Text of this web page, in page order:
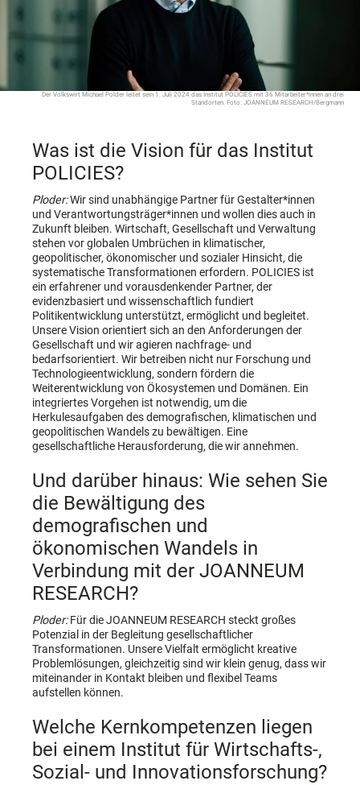
Der Volkswirt Michael Polder leitet sein 1. Juli 2024 das Institut POLICIES mit 36 Mitarbeiter*innen an drei
Standorten. Foto: JOANNEUM RESEARCH/Bergmann
Was ist die Vision für das Institut
POLICIES?
Ploder:Wir sind unabhängige Partner für Gestalter*innen
und Verantwortungsträger*innen und wollen dies auch in
Zukunft bleiben. Wirtschaft, Gesellschaft und Verwaltung
stehen vor globalen Umbrüchen in klimatischer,
geopolitischer, ökonomischer und sozialer Hinsicht, die
systematische Transformationen erfordern. POLICIES ist
ein erfahrener und vorausdenkender Partner, der
evidenzbasiert und wissenschaftlich fundiert
Politikentwicklung unterstützt, ermöglicht und begleitet.
Unsere Vision orientiert sich an den Anforderungen der
Gesellschaft und wir agieren nachfrage- und
bedarfsorientiert. Wir betreiben nicht nur Forschung und
Technologieentwicklung, sondern fördern die
Weiterentwicklung von Ökosystemen und Domänen. Ein
integriertes Vorgehen ist notwendig, um die
Herkulesaufgaben des demografischen, klimatischen und
geopolitischen Wandels zu bewältigen. Eine
gesellschaftliche Herausforderung, die wir annehmen.
Und darüber hinaus: Wie sehen Sie
die Bewältigung des
demografischen und
ökonomischen Wandels in
Verbindung mit der JOANNEUM
RESEARCH?
Ploder:Für die JOANNEUM RESEARCH steckt großes
Potenzial in der Begleitung gesellschaftlicher
Transformationen. Unsere Vielfalt ermöglicht kreative
Problemlösungen, gleichzeitig sind wir klein genug, dass wir
miteinander in Kontakt bleiben und flexibel Teams
aufstellen können.
Welche Kernkompetenzen liegen
bei einem Institut für Wirtschafts-,
Sozial- und Innovationsforschung?